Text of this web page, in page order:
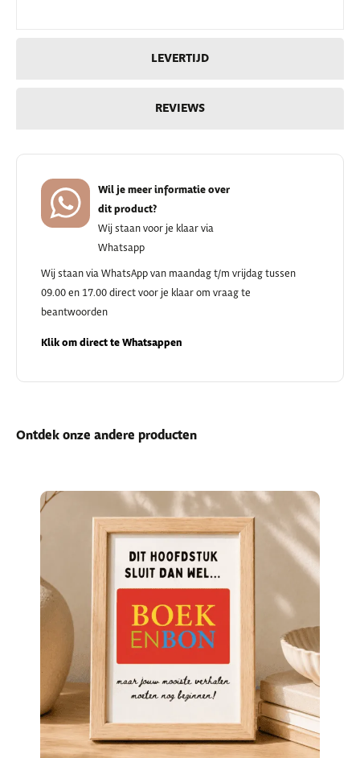
LEVERTIJD
REVIEWS
Wil je meer informatie over
dit product?
Wij staan voor je klaar via
Whatsapp
Wij staan via WhatsApp van maandag t/m vrijdag tussen
09.00 en 17.00 direct voor je klaar om vraag te
beantwoorden
Klik om direct te Whatsappen
Ontdek onze andere producten